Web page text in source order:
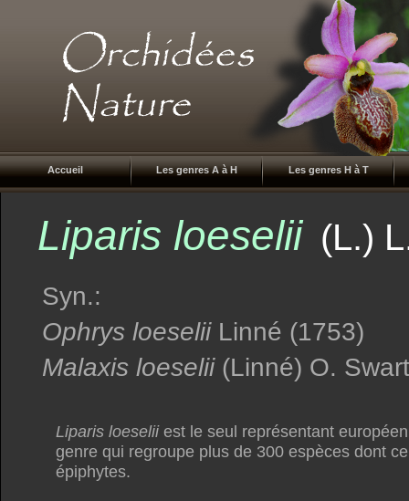
Accueil Les genres A à H Les genres H à T
Liparis loeselii (L.)
Syn.:
Ophrys loeseliiLinné (1753)
Malaxis loeselii(Linné) O.
Liparis loeseliiest le seul représentant
genre qui regroupe plus de 300 espèces dont
épiphytes.